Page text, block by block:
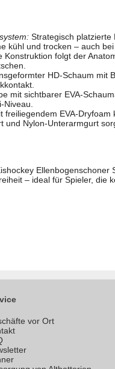
Strategisch
kühl und trocken – auch
Konstruktion folgt der
HD-Schaum mit
mit sichtbarer EVA-
Niveau.
freiliegendem EVA-
und Nylon-Unterarmgurt
– ideal für Spieler, die
vor Ort